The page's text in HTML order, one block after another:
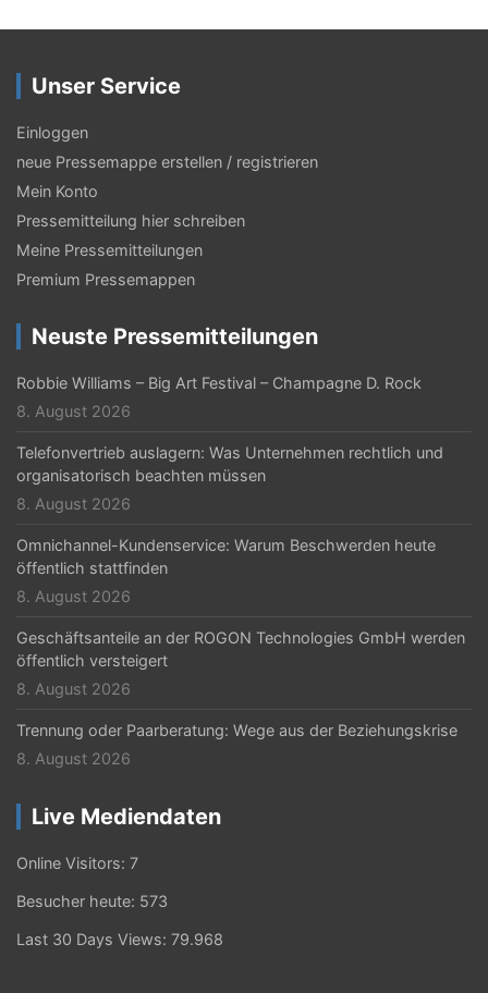
Unser Service
Einloggen
neue Pressemappe erstellen / registrieren
Mein Konto
Pressemitteilung hier schreiben
Meine Pressemitteilungen
Premium Pressemappen
Neuste Pressemitteilungen
Robbie Williams – Big Art Festival – Champagne D. Rock
8. August 2026
Telefonvertrieb auslagern: Was Unternehmen rechtlich und
organisatorisch beachten müssen
8. August 2026
Omnichannel-Kundenservice: Warum Beschwerden heute
öffentlich stattfinden
8. August 2026
Geschäftsanteile an der ROGON Technologies GmbH werden
öffentlich versteigert
8. August 2026
Trennung oder Paarberatung: Wege aus der Beziehungskrise
8. August 2026
Live Mediendaten
Online Visitors: 7
Besucher heute: 573
Last 30 Days Views: 79.968